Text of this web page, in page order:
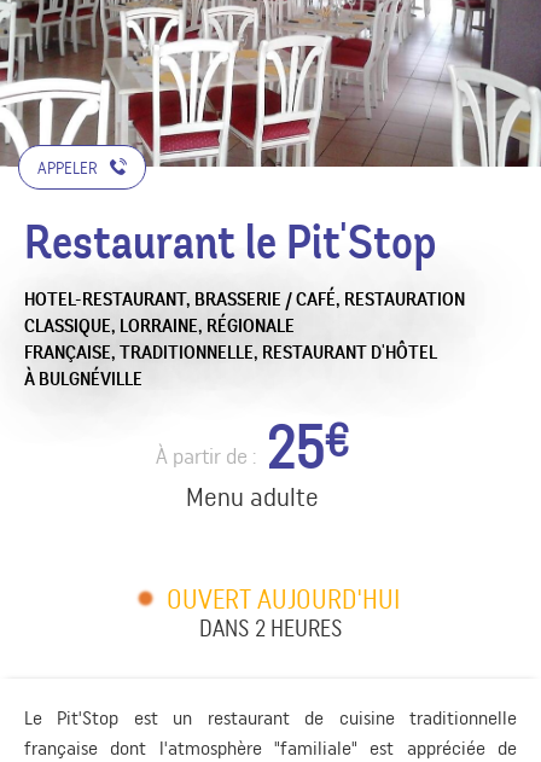
APPELER
Restaurant le Pit'Stop
HOTEL-RESTAURANT, BRASSERIE / CAFÉ, RESTAURATION
CLASSIQUE, LORRAINE, RÉGIONALE
FRANÇAISE, TRADITIONNELLE, RESTAURANT D'HÔTEL
À BULGNÉVILLE
À partir de : 25€
Menu adulte
OUVERT AUJOURD'HUI
DANS 2 HEURES
Le Pit'Stop est un restaurant de cuisine traditionnelle
française dont l'atmosphère "familiale" est appréciée de